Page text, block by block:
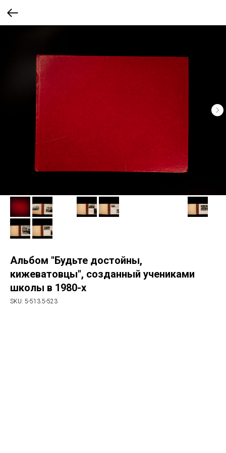
Альбом "Будьте достойны,
кижеватовцы", созданный учениками
школы в 1980-х
SKU: 5-513.5-523